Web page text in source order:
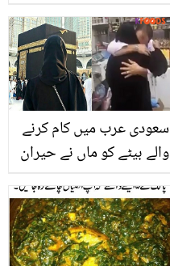
خواتین کے لیے مکھی کا
لفظ استعمال کیوں کیا؟
ویڈیو وائرل
سعودی عرب میں کام کرنے
والے بیٹے کو ماں نے حیران
ملی تو بیٹے نے کیا کیا؟
ویڈیو آپ کو بھی آبدیدہ
کردے